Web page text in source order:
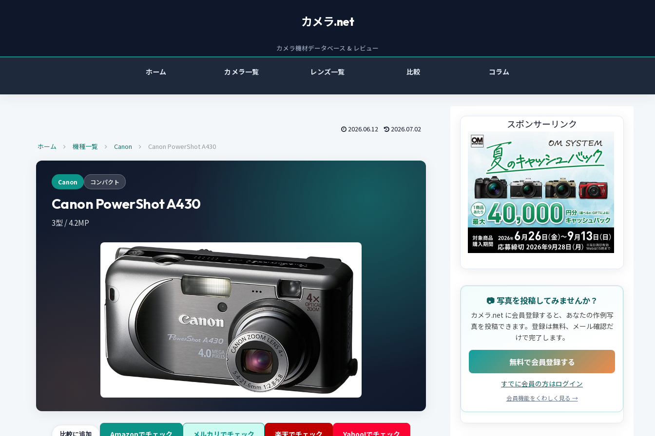
カメラ.net
カメラ機材データベース & レビュー
ホーム カメラ一覧 レンズ一覧 比較 コラム
2026.06.12
2026.07.02
ホーム
機種一覧 Canon Canon PowerShot A430
Canon コンパクト
Canon PowerShot A430
3型 / 4.2MP
比較に追加
スポンサーリンク
📷 写真を投稿してみませんか？
カメラ.net に会員登録すると、あなたの作例写
真を投稿できます。登録は無料、メール確認だ
けで完了します。
無料で会員登録する
すでに会員の方はログイン
会員機能をくわしく見る →